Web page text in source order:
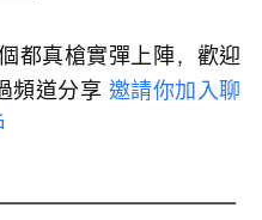
都真槍實彈上陣，歡迎
頻道分享 邀請你加入聊